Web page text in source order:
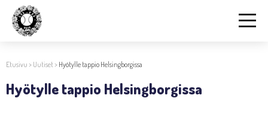
Etusivu > Uutiset> Hyötylle tappio Helsingborgissa
Hyötylle tappio Helsingborgissa